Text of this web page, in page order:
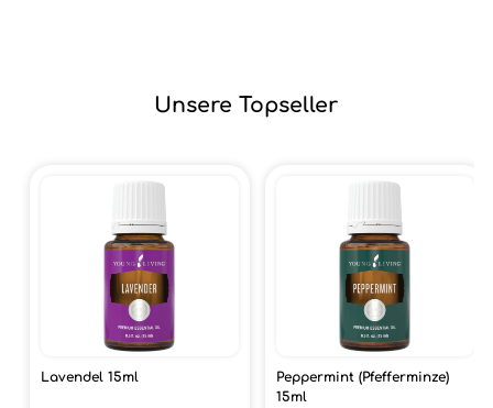
Unsere Topseller
Lavendel 15ml
Peppermint (Pfefferminze)
15ml